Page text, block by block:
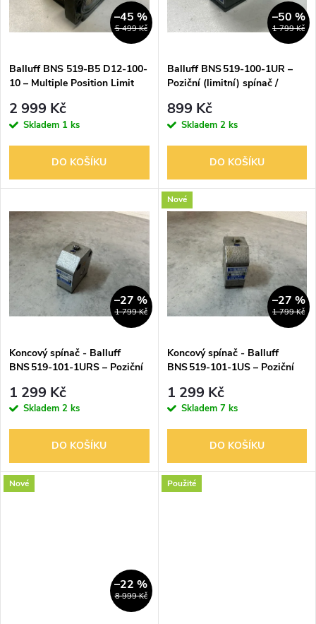
n
í
p
r
o
d
u
k
t
ů
i
s
p
r
d
u
k
t
ů
5 499 Kč
–45 %
Balluff BNS 519-B5 D12-100-
10 – Multiple Position Limit
2 999 Kč
Skladem 1 ks
DO KOŠÍKU
1 799 Kč
–50 %
Balluff BNS 519‑100‑1UR –
Poziční (limitní) spínač /
899 Kč
Skladem 2 ks
DO KOŠÍKU
1 799 Kč
–27 %
Koncový spínač - Balluff
BNS 519‑101‑1URS – Poziční
senzor
1 299 Kč
Skladem 2 ks
DO KOŠÍKU
Nové
1 799 Kč
–27 %
Koncový spínač - Balluff
BNS 519‑101‑1US – Poziční
senzor
1 299 Kč
Skladem 7 ks
DO KOŠÍKU
Nové
8 999 Kč
–22 %
Použité